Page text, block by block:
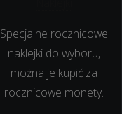
Specjalne rocznicowe
naklejki do wyboru,
można je kupić za
rocznicowe monety.